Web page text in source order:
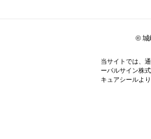
© 城
当サイトでは、
ーバルサイン株
キュアシールよ